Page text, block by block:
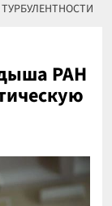
РАН